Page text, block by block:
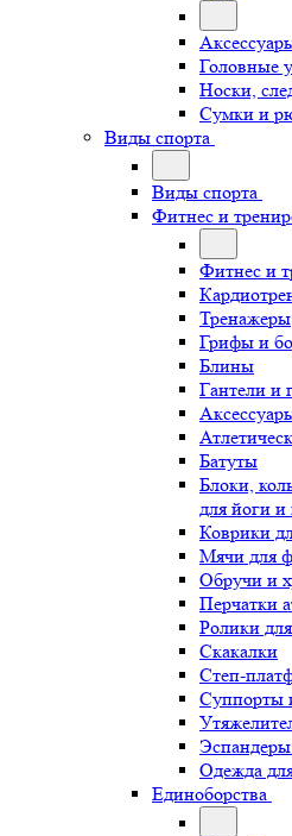
Головные
Носки,
Сумки и
Виды спорта
Виды спорта
Фитнес и
Фитнес и
Тренажеры
Грифы и
Блины
Гантели и
Батуты
Блоки,
для йоги и
Коврики
Мячи для
Обручи и
Перчатки
Ролики
Скакалки
Степ-
Суппорты
Одежда
Единоборства